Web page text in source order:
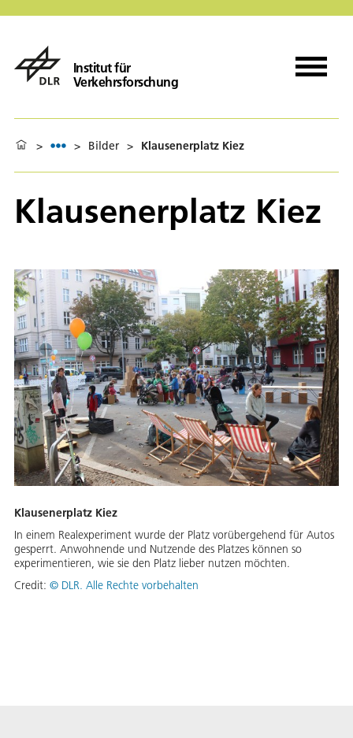
Institut für
Verkehrsforschung
> > Bilder > Klausenerplatz Kiez
Klausenerplatz Kiez
Klausenerplatz Kiez
In einem Realexperiment wurde der Platz vorübergehend für Autos
gesperrt. Anwohnende und Nutzende des Platzes können so
experimentieren, wie sie den Platz lieber nutzen möchten.
Credit: © DLR. Alle Rechte vorbehalten